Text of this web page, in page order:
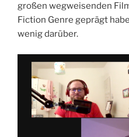
großen wegweisenden
Fiction Genre geprägt
wenig darüber.